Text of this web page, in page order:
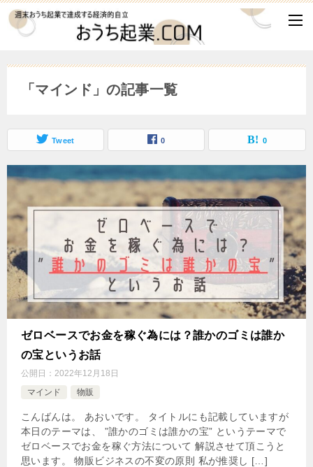
「マインド」の記事一覧
Tweet 0 0
ゼロベースでお金を稼ぐ為には？誰かのゴミは誰か
の宝というお話
公開日： 2022年12月18日
マインド
物販
こんばんは。 あおいです。 タイトルにも記載していますが
本日のテーマは、 ”誰かのゴミは誰かの宝” というテーマで
ゼロベースでお金を稼ぐ方法について 解説させて頂こうと
思います。 物販ビジネスの不変の原則 私が推奨し […]